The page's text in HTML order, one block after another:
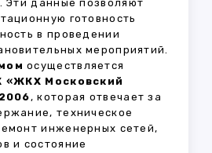
. Эти данные позволяют
готовность
в проведении
мероприятий.
осуществляется
«ЖКХ Московский
, которая отвечает за
техническое
инженерных сетей,
и состояние